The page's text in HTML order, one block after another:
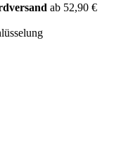
ab 52,90 €